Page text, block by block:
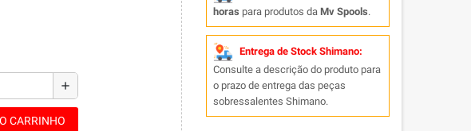
add
CARRINHO
horas para produtos da Mv Spools.
Entrega de Stock Shimano:
Consulte a descrição do produto para
o prazo de entrega das peças
sobressalentes Shimano.